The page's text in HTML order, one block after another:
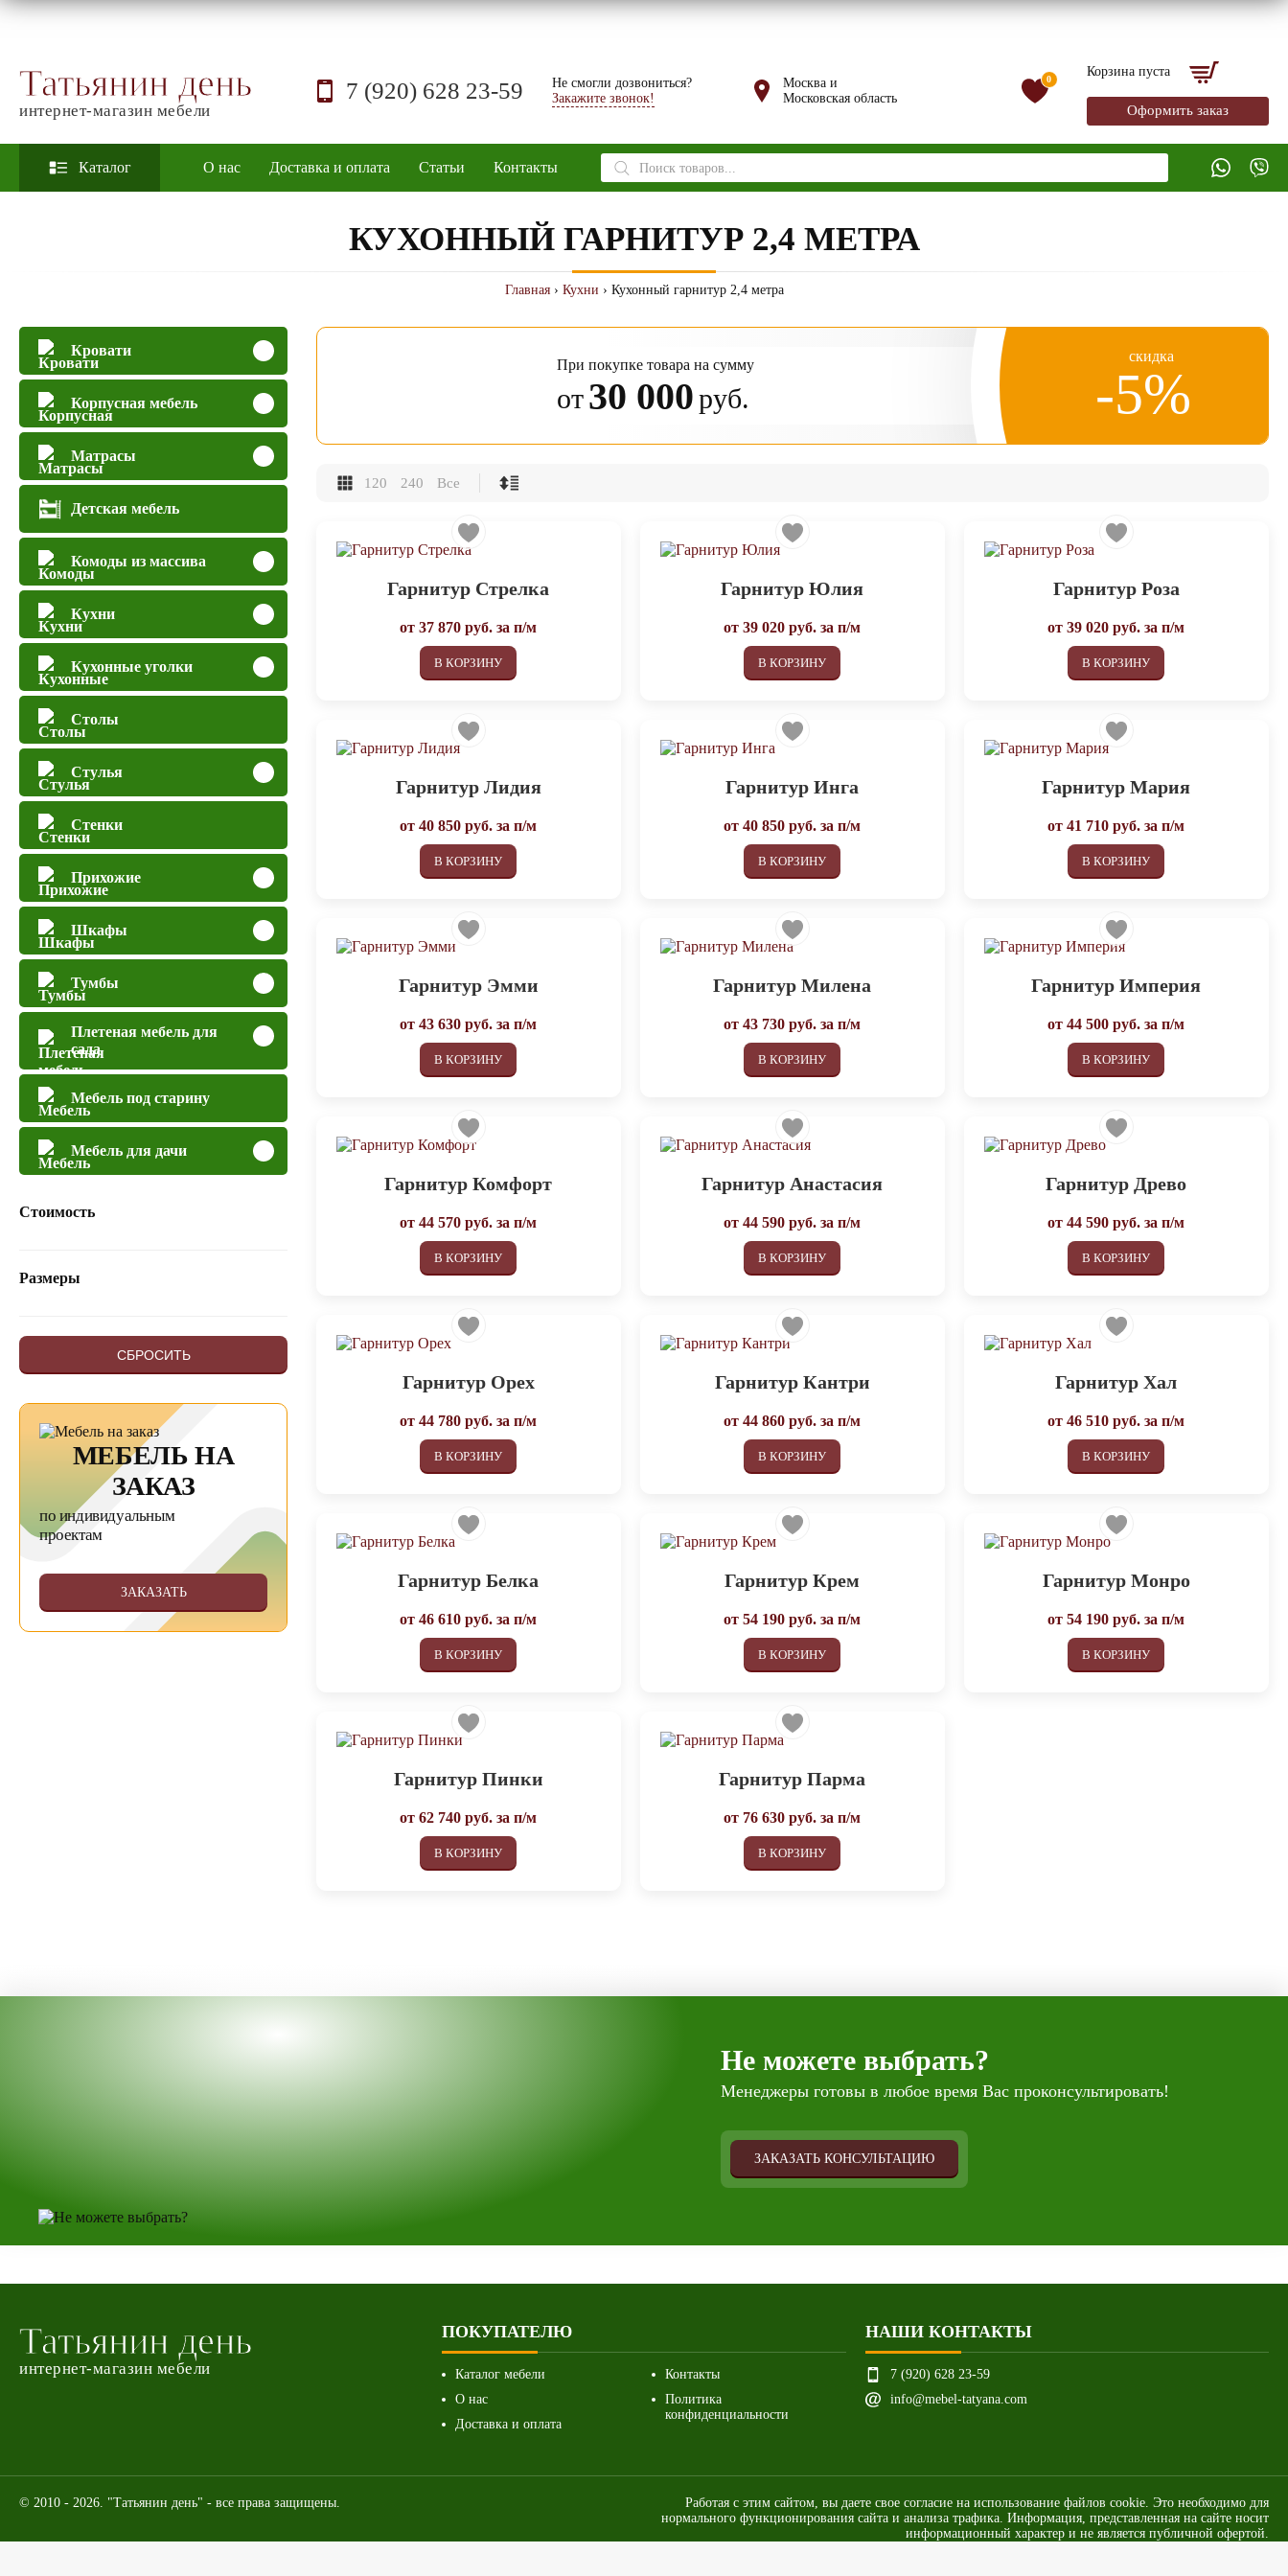
Татьянин день
интернет-магазин мебели
7 (920) 628 23-59
Не смогли дозвониться?
Закажите звонок!
Москва и
Московская область
0
Корзина пуста
Оформить заказ
Каталог О нас Доставка и оплата Статьи Контакты
Поиск
товаров
КУХОННЫЙ ГАРНИТУР 2,4 МЕТРА
Главная› Кухни › Кухонный гарнитур 2,4 метра
Кровати
Корпусная мебель
Матрасы
Детская мебель
Комоды из массива
Кухни
Кухонные уголки
Столы
Стулья
Стенки
Прихожие
Шкафы
Тумбы
Плетеная мебель для
сада
Мебель под старину
Мебель для дачи
Стоимость
Размеры
СБРОСИТЬ
МЕБЕЛЬ НА
ЗАКАЗ
по индивидуальным
проектам
ЗАКАЗАТЬ
При покупке товара на сумму
от30 000руб.
скидка
-5%
120 240 Все
Гарнитур Стрелка
от37 870 руб. за п/м
В КОРЗИНУ
Гарнитур Юлия
от39 020 руб. за п/м
В КОРЗИНУ
Гарнитур Роза
от39 020 руб. за п/м
В КОРЗИНУ
Гарнитур Лидия
от40 850 руб. за п/м
В КОРЗИНУ
Гарнитур Инга
от40 850 руб. за п/м
В КОРЗИНУ
Гарнитур Мария
от41 710 руб. за п/м
В КОРЗИНУ
Гарнитур Эмми
от43 630 руб. за п/м
В КОРЗИНУ
Гарнитур Милена
от43 730 руб. за п/м
В КОРЗИНУ
Гарнитур Империя
от44 500 руб. за п/м
В КОРЗИНУ
Гарнитур Комфорт
от44 570 руб. за п/м
В КОРЗИНУ
Гарнитур Анастасия
от44 590 руб. за п/м
В КОРЗИНУ
Гарнитур Древо
от44 590 руб. за п/м
В КОРЗИНУ
Гарнитур Орех
от44 780 руб. за п/м
В КОРЗИНУ
Гарнитур Кантри
от44 860 руб. за п/м
В КОРЗИНУ
Гарнитур Хал
от46 510 руб. за п/м
В КОРЗИНУ
Гарнитур Белка
от46 610 руб. за п/м
В КОРЗИНУ
Гарнитур Крем
от54 190 руб. за п/м
В КОРЗИНУ
Гарнитур Монро
от54 190 руб. за п/м
В КОРЗИНУ
Гарнитур Пинки
от62 740 руб. за п/м
В КОРЗИНУ
Гарнитур Парма
от 76 630 руб. за п/м
В КОРЗИНУ
Не можете выбрать?
Менеджеры готовы в любое время Вас проконсультировать!
ЗАКАЗАТЬ КОНСУЛЬТАЦИЮ
Татьянин день
интернет-магазин мебели
ПОКУПАТЕЛЮ
Каталог мебели
О нас
Доставка и оплата
Контакты
Политика
конфиденциальности
НАШИ КОНТАКТЫ
7 (920) 628 23-59
info@mebel-tatyana.com
© 2010 - 2026. "Татьянин день" - все права защищены.
Работая с этим сайтом, вы даете свое согласие на использование файлов cookie. Это необходимо для
нормального функционирования сайта и анализа трафика. Информация, представленная на сайте носит
информационный характер и не является публичной офертой.